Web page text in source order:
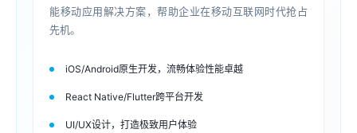
能移动应用解决方案，帮助企业在移动互联网时代抢占
先机。
iOS/Android原生开发，流畅体验性能卓越
React Native/Flutter跨平台开发
UI/UX设计，打造极致用户体验